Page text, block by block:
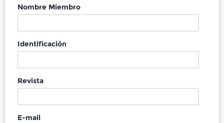
Nombre Miembro
Identificación
Revista
E-mail